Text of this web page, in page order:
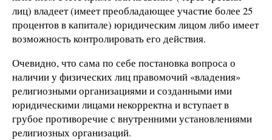
лиц) владеет (имеет преобладающее участие более 25
процентов в капитале) юридическим лицом либо имеет
возможность контролировать его действия.
Очевидно, что сама по себе постановка вопроса о
наличии у физических лиц правомочий «владения»
религиозными организациями и созданными ими
юридическими лицами некорректна и вступает в
грубое противоречие с внутренними установлениями
религиозных организаций.